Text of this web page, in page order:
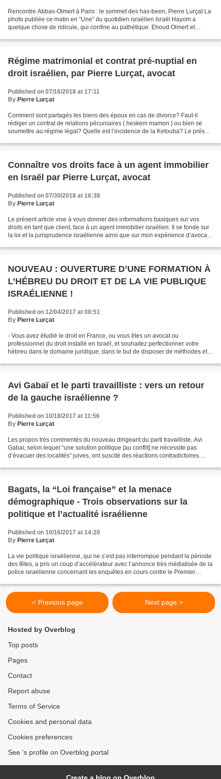
Rencontre Abbas-Olmert à Paris : le sommet des has-been, Pierre Lurçat La
photo publiée ce matin en “Une” du quotidien israélien Israël Hayom a
quelque chose de ridicule, qui confine au pathétique. Ehoud Olmert et
Régime matrimonial et contrat pré-nuptial en
droit israélien, par Pierre Lurçat, avocat
Published on 07/16/2018 at 17:11
By Pierre Lurçat
Comment sont partagés les biens des époux en cas de divorce? Faut-il
rédiger un contrat de relations pécuniaires ( heskem mamon ) ou bien se
soumettre au régime légal? Quelle est l’incidence de la Ketouba? Le présent
Connaître vos droits face à un agent immobilier
en Israël par Pierre Lurçat, avocat
Published on 07/30/2018 at 16:38
By Pierre Lurçat
Le présent article vise à vous donner des informations basiques sur vos
droits en tant que client, face à un agent immobilier israélien. Il se fonde sur
la loi et la jurisprudence israélienne ainsi que sur mon expérience d’avocat
NOUVEAU : OUVERTURE D’UNE FORMATION À
L’HÉBREU DU DROIT ET DE LA VIE PUBLIQUE
ISRAÉLIENNE !
Published on 12/04/2017 at 08:51
By Pierre Lurçat
- Vous avez étudié le droit en France, ou vous êtes un avocat ou
professionnel du droit installé en Israël, et souhaitez perfectionner votre
hébreu dans le domaine juridique, dans le but de disposer de méthodes et
Avi Gabaï et le parti travailliste : vers un retour
de la gauche israélienne ?
Published on 10/18/2017 at 11:56
By Pierre Lurçat
Les propos très commentés du nouveau dirigeant du parti travailliste, Avi
Gabaï, selon lequel “une solution politique [au conflit] ne nécessite pas
d’évacuer des localités” juives, ont suscité des réactions contradictoires.
Bagats, la “Loi française” et la menace
démographique - Trois observations sur la
politique et l’actualité israélienne
Published on 10/16/2017 at 14:20
By Pierre Lurçat
La vie politique israélienne, qui ne s’est pas interrompue pendant la période
des fêtes, a pris un coup d’accélérateur avec l’annonce très médiatisée de la
police israélienne concernant les enquêtes en cours contre le Premier
< Previous page Next page >
Hosted by Overblog
Top posts
Pages
Contact
Report abuse
Terms of Service
Cookies and personal data
Cookies preferences
See 's profile on Overblog portal